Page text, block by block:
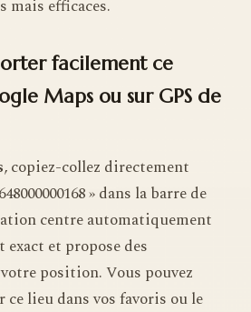
mais efficaces.
facilement ce
Maps ou sur GPS de
, copiez-collez directement
» dans la barre de
centre automatiquement
et propose des
position. Vous pouvez
lieu dans vos favoris ou le